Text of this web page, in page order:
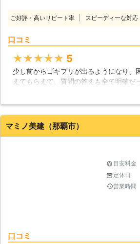
ご好評・高いリピート率 スピーディーな対応
口コミ
★★★★★ 5
少し前からゴキブリが出るようになり、
えてもらえて、質問の答えも全て明確
らえて、なんでもできるんだなと感心
沖縄県 石垣市 2016年12月19日
マミノ美建（那覇市）
目安料金
定休日
営業時間
口コミ